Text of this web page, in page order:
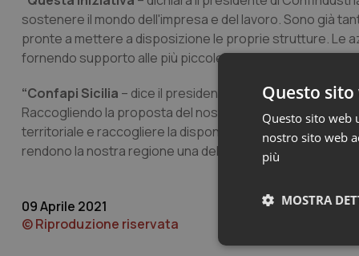
sostenere il mondo dell'impresa e del lavoro. Sono già
pronte a mettere a disposizione le proprie strutture. Le
fornendo supporto alle più piccole”.
“Confapi Sicilia – dice il presidente, Dhebora Mirabelli –
Raccogliendo la proposta del nostro presidente
territoriale e raccogliere la disponibilità di imprenditori e
rendono la nostra regione una delle più virtuose d’Italia".
09 Aprile 2021
© Riproduzione riservata
Questo
Questo sito web
nostro sito web
più
MOSTRA